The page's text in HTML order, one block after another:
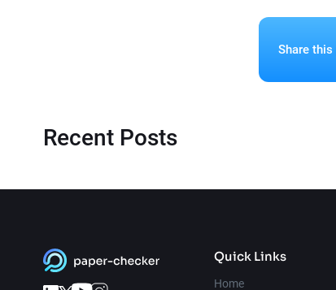
Share this
Recent Posts
Quick Links
Home